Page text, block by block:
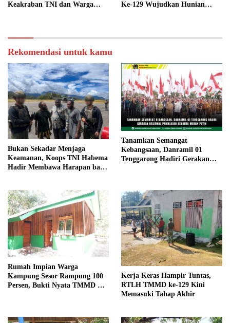
Keakraban TNI dan Warga
Ke-129 Wujudkan Hunian
Rekomendasi untuk kamu
Bukan Sekadar Menjaga
Keamanan, Koops TNI Habema
Hadir Membawa Harapan bagi
Tanamkan Semangat
Kebangsaan, Danramil 01
Tenggarong Hadiri Gerakan
Rumah Impian Warga
Kampung Sesor Rampung 100
Persen, Bukti Nyata TMMD Ke-
Kerja Keras Hampir Tuntas,
RTLH TMMD ke-129 Kini
Memasuki Tahap Akhir